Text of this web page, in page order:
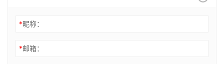
*昵称：
*邮箱：